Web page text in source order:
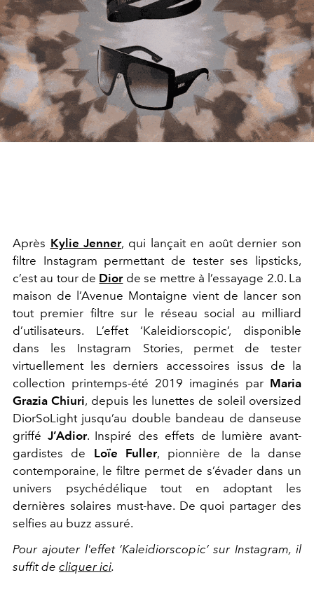
Après Kylie Jenner, qui lançait en août dernier son
filtre Instagram permettant de tester ses lipsticks,
c’est au tour de Diorde se mettre à l’essayage 2.0. La
maison de l’Avenue Montaigne vient de lancer son
tout premier filtre sur le réseau social au milliard
d’utilisateurs. L’effet ‘Kaleidiorscopic’, disponible
dans les Instagram Stories, permet de tester
virtuellement les derniers accessoires issus de la
collection printemps-été 2019 imaginés par Maria
Grazia Chiuri, depuis les lunettes de soleil oversized
DiorSoLight jusqu’au double bandeau de danseuse
griffé J’Adior. Inspiré des effets de lumière avant-
gardistes de Loïe Fuller, pionnière de la danse
contemporaine, le filtre permet de s’évader dans un
univers psychédélique tout en adoptant les
dernières solaires must-have. De quoi partager des
selfies au buzz assuré.
Pour ajouter l'effet ‘Kaleidiorscopic’ sur Instagram, il
suffit de cliquer ici.